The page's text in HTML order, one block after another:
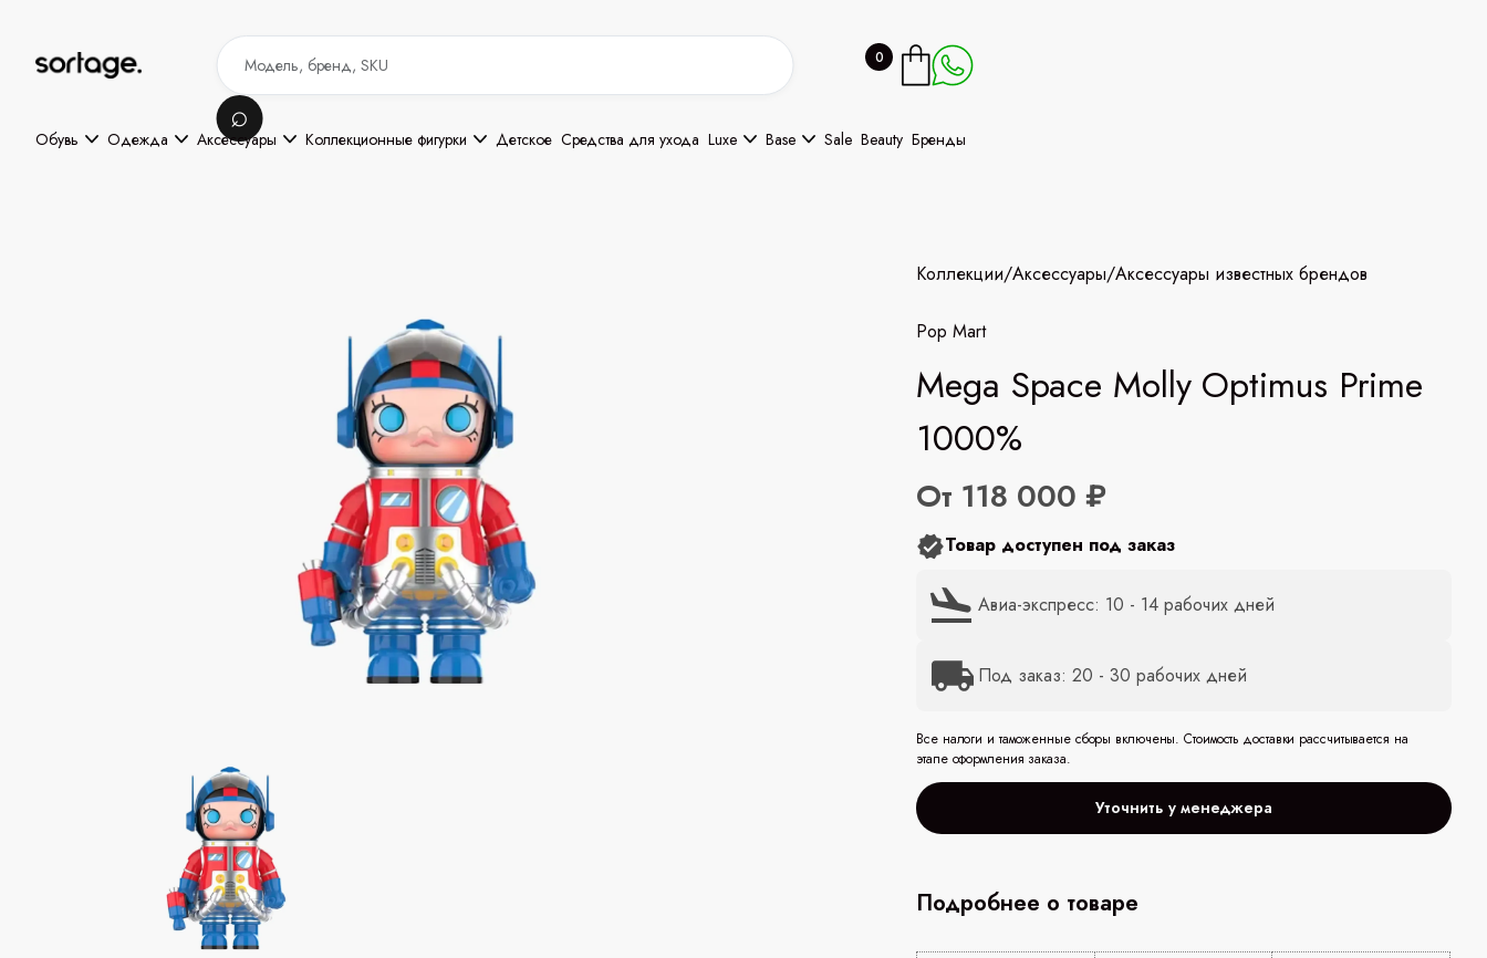
0
Обувь Одежда Аксессуары Коллекционные фигурки Детское Средства для ухода Luxe Base Sale Beauty Бренды
Коллекции/Аксессуары/Аксессуары известных брендов
Pop Mart
Mega Space Molly Optimus Prime
1000%
От 118 000 ₽
Товар доступен под заказ
Авиа-экспресс: 10 - 14 рабочих дней
Под заказ: 20 - 30 рабочих дней
Все налоги и таможенные сборы включены. Стоимость доставки рассчитывается на
этапе оформления заказа.
Уточнить у менеджера
Подробнее о товаре